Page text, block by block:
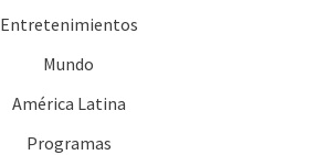
Entretenimientos
Mundo
América Latina
Programas